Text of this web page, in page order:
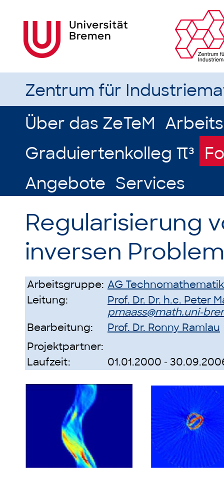
Zentrum für
Über das ZeTeM
Graduiertenkolleg π³
Angebote Services
Regularisierung
inversen
Arbeitsgruppe: AG Technomathematik
Leitung:
Prof. Dr. Dr. h.c. Peter
pmaass@math.uni-
Bearbeitung:
Prof. Dr. Ronny Ramlau
Projektpartner:
Laufzeit:
01.01.2000 -